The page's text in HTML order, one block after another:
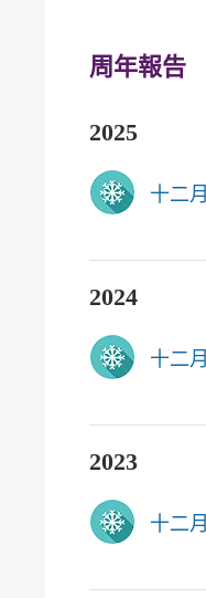
周年報告
2025
十二月
2024
十二月
2023
十二月